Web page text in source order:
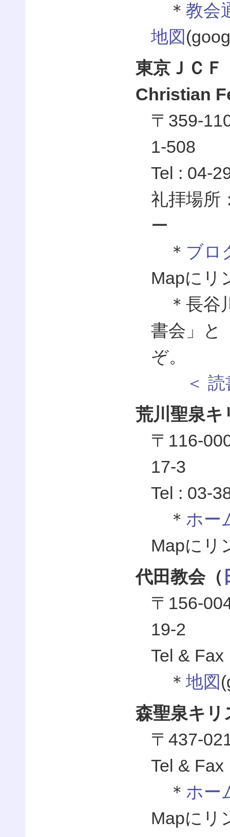
＊ 教会
地図
東京ＪＣ
Christian
〒359-
1-508
Tel : 04-
礼拝場所
ー
＊ ブロ
Mapにリ
＊長谷
書会」と
ぞ。
＜
荒川聖泉キ
〒116-
17-3
Tel : 03-
＊ ホー
Mapにリ
代田教会（
〒156-
19-2
Tel & Fax
＊ 地図
森聖泉キリ
〒437-
Tel & Fax
＊ ホー
Mapにリ